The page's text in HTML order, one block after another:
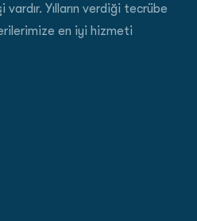
Yılların verdiği tecrübe
en iyi hizmeti